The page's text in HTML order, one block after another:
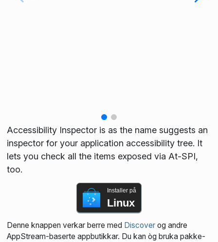
Accessibility Inspector is as the name suggests an
inspector for your application accessibility tree. It
lets you check all the items exposed via At-SPI,
too.
Installer på
Linux
Denne knappen verkar berre med Discoverog andre
AppStream-baserte appbutikkar. Du kan òg bruka pakke­